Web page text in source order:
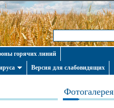
горячих линий
Версия для слабовидящих
Фотогалерея